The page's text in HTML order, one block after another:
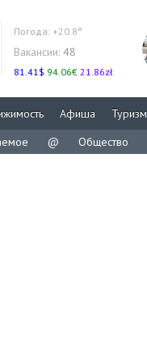
Погода: +20.8°
Вакансии: 48
81.41$ 94.06€ 21.86zł
Афиша Туризм
@ Общество